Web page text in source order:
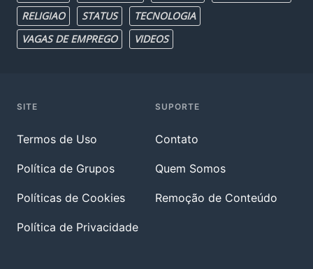
RELIGIAO
STATUS
TECNOLOGIA
VAGAS DE EMPREGO
VIDEOS
SITE
Termos de Uso
Política de Grupos
Políticas de Cookies
Política de Privacidade
SUPORTE
Contato
Quem Somos
Remoção de Conteúdo